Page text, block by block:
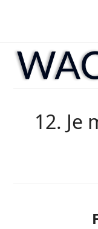
12. Je